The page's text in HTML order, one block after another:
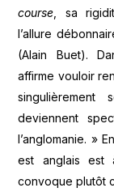
course, sa
l’allure
(Alain Buet).
affirme vouloir
deviennent
l’anglomanie. »
est anglais est
convoque plutôt